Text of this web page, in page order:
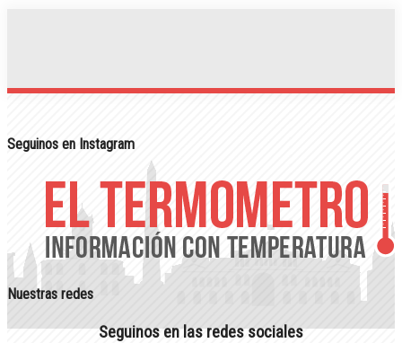
Seguinos en Instagram
Nuestras redes
Seguinos en las redes sociales